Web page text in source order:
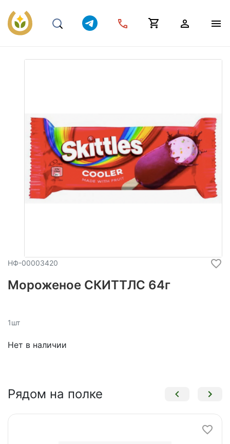
НФ-00003420
Мороженое СКИТТЛС 64г
1шт
Нет в наличии
Рядом на полке